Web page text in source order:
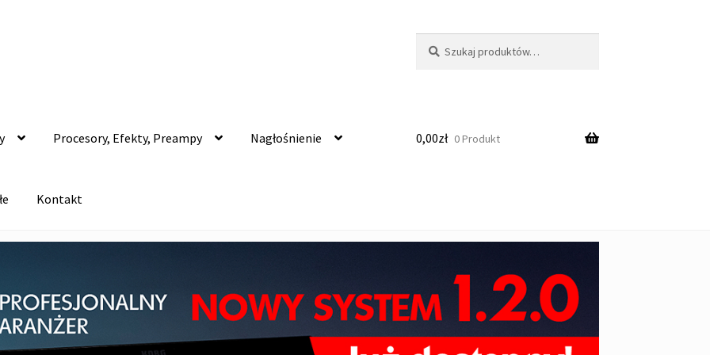
Procesory, Efekty, Preampy Nagłośnienie
Kontakt
0,00zł 0 Produkt